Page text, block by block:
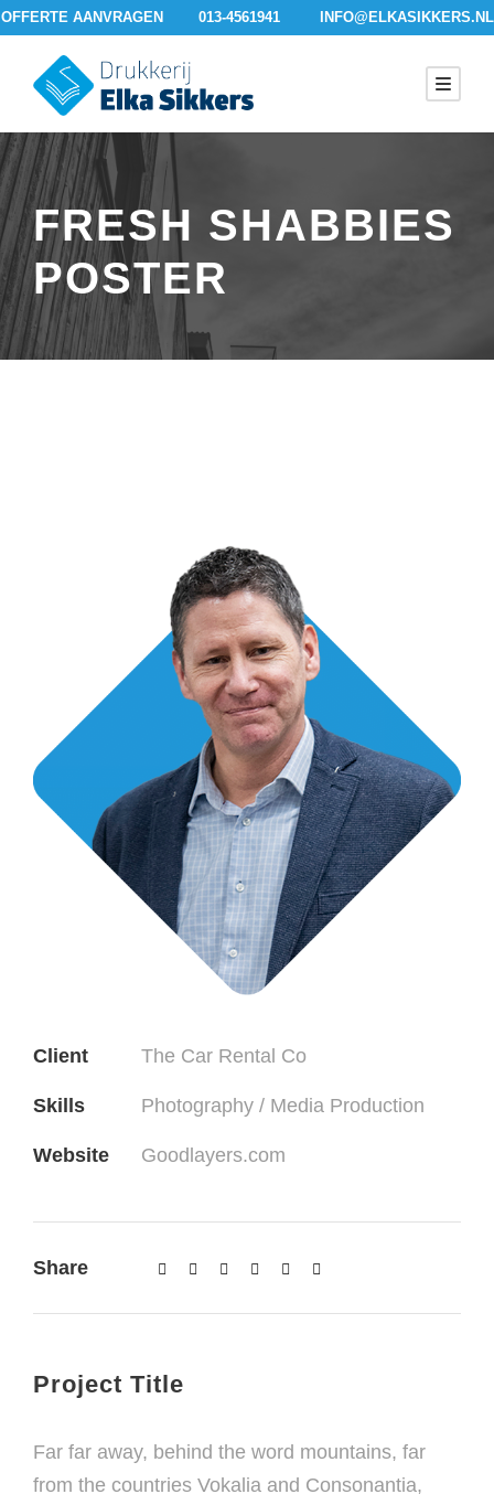
OFFERTE AANVRAGEN 013-4561941 INFO@ELKASIKKERS.NL
FRESH SHABBIES
POSTER
Client The Car Rental Co
Skills Photography / Media Production
Website Goodlayers.com
Share
Project Title
Far far away, behind the word mountains, far
from the countries Vokalia and Consonantia,